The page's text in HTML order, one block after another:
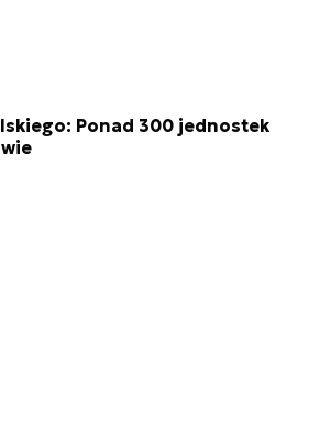
Ponad 300 jednostek